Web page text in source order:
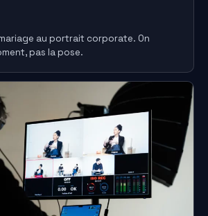
au portrait corporate. On
pas la pose.